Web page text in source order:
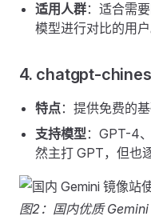
适用人群：适合需
模型进行对比的用户
4. chatgpt-
特点：提供免费的
支持模型：GPT-4
然主打 GPT，但也
图2：国内优质